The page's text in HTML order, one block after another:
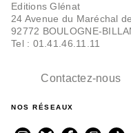
Editions Glénat
24 Avenue du Maréchal
92772 BOULOGNE-
Tel : 01.41.46.11.11
Contactez-nous
NOS RÉSEAUX